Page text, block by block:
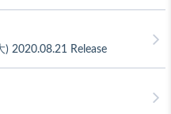
2020.08.21 Release